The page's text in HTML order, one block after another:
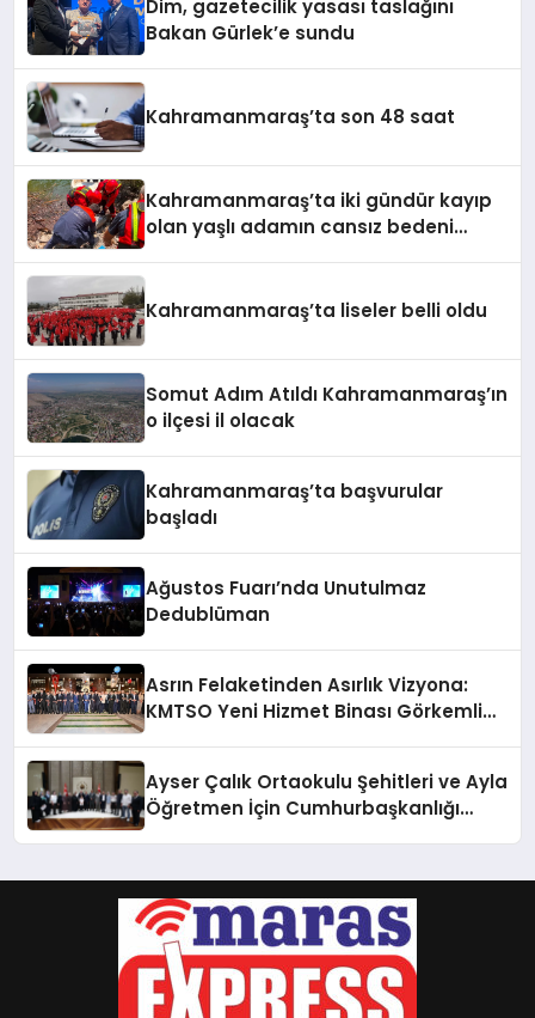
Dim, gazetecilik yasası taslağını
Bakan Gürlek’e sundu
Kahramanmaraş’ta son 48 saat
Kahramanmaraş’ta iki gündür kayıp
olan yaşlı adamın cansız bedeni
Kahramanmaraş’ta liseler belli oldu
Somut Adım Atıldı Kahramanmaraş’ın
o ilçesi il olacak
Kahramanmaraş’ta başvurular
başladı
Ağustos Fuarı’nda Unutulmaz
Dedublüman
Asrın Felaketinden Asırlık Vizyona:
KMTSO Yeni Hizmet Binası Görkemli
Ayser Çalık Ortaokulu Şehitleri ve Ayla
Öğretmen İçin Cumhurbaşkanlığı